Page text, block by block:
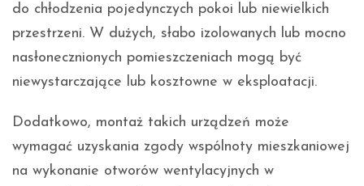
do chłodzenia pojedynczych pokoi lub niewielkich
przestrzeni. W dużych, słabo izolowanych lub mocno
nasłonecznionych pomieszczeniach mogą być
niewystarczające lub kosztowne w eksploatacji.
Dodatkowo, montaż takich urządzeń może
wymagać uzyskania zgody wspólnoty mieszkaniowej
na wykonanie otworów wentylacyjnych w